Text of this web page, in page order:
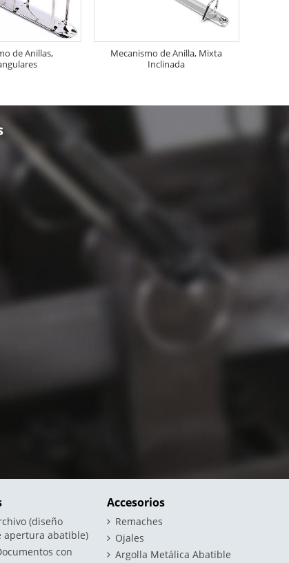
de Anillas,
Mecanismo de Anilla, Mixta
Inclinada
(diseño
apertura abatible)
con
Accesorios
Remaches
Ojales
Argolla Metálica Abatible